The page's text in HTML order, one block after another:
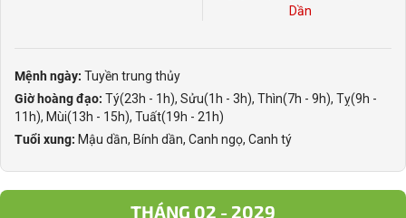
Dần
Mệnh ngày: Tuyền trung thủy
Giờ hoàng đạo: Tý(23h - 1h), Sửu(1h - 3h), Thìn(7h - 9h), Tỵ(9h -
11h), Mùi(13h - 15h), Tuất(19h - 21h)
Tuổi xung: Mậu dần, Bính dần, Canh ngọ, Canh tý
THÁNG 02 - 2029